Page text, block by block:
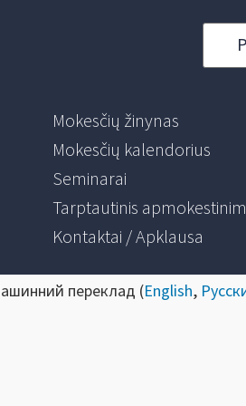
Mokesčių žinynas
Mokesčių kalendorius
Seminarai
Tarptautinis
Kontaktai / Apklausa
переклад (English,